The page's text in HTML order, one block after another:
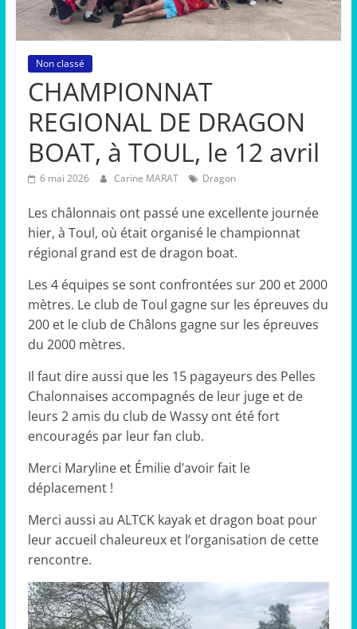
Non classé
CHAMPIONNAT
REGIONAL DE DRAGON
BOAT, à TOUL, le 12 avril
6 mai 2026 Carine MARAT Dragon
Les châlonnais ont passé une excellente journée
hier, à Toul, où était organisé le championnat
régional grand est de dragon boat.
Les 4 équipes se sont confrontées sur 200 et 2000
mètres. Le club de Toul gagne sur les épreuves du
200 et le club de Châlons gagne sur les épreuves
du 2000 mètres.
Il faut dire aussi que les 15 pagayeurs des Pelles
Chalonnaises accompagnés de leur juge et de
leurs 2 amis du club de Wassy ont été fort
encouragés par leur fan club.
Merci Maryline et Émilie d’avoir fait le
déplacement !
Merci aussi au ALTCK kayak et dragon boat pour
leur accueil chaleureux et l’organisation de cette
rencontre.